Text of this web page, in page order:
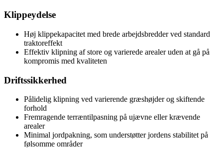
Klippeydelse
Høj klippekapacitet med brede arbejdsbredder ved standard
traktoreffekt
Effektiv klipning af store og varierede arealer uden at gå på
kompromis med kvaliteten
Driftssikkerhed
Pålidelig klipning ved varierende græshøjder og skiftende
forhold
Fremragende terræntilpasning på ujævne eller krævende
arealer
Minimal jordpakning, som understøtter jordens stabilitet på
følsomme områder